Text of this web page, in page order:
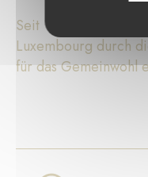
Seit 17 Jahren setzt
Luxembourg durch
für das Gemeinwohl